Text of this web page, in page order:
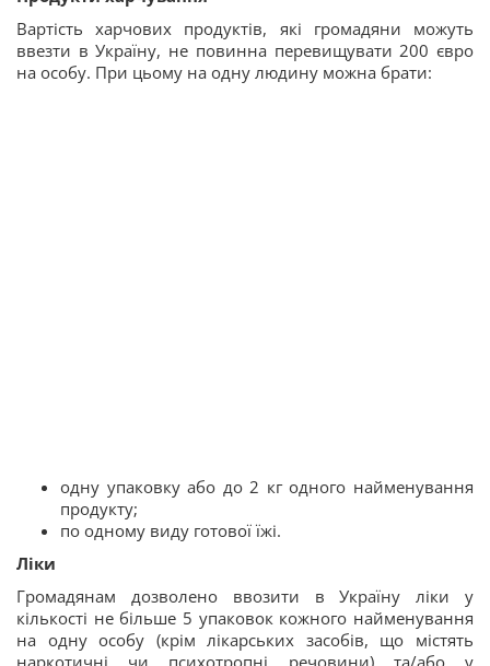
Вартість харчових продуктів, які громадяни можуть
ввезти в Україну, не повинна перевищувати 200 євро
на особу. При цьому на одну людину можна брати:
одну упаковку або до 2 кг одного найменування
продукту;
по одному виду готової їжі.
Ліки
Громадянам дозволено ввозити в Україну ліки у
кількості не більше 5 упаковок кожного найменування
на одну особу (крім лікарських засобів, що містять
наркотичні чи психотропні речовини) та/або у